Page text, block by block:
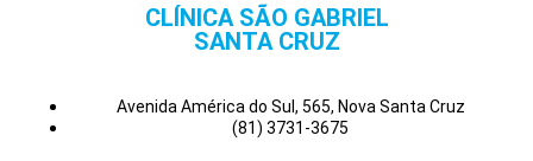
CLÍNICA SÃO GABRIEL
SANTA CRUZ
Avenida América do Sul, 565, Nova Santa Cruz
(81) 3731-3675